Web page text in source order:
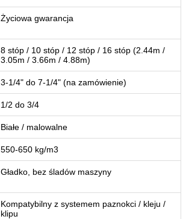
Życiowa gwarancja
8 stóp / 10 stóp / 12 stóp / 16 stóp (2.44m /
3.05m / 3.66m / 4.88m)
3-1/4" do 7-1/4" (na zamówienie)
1/2 do 3/4
Białe / malowalne
550-650 kg/m3
Gładko, bez śladów maszyny
Kompatybilny z systemem paznokci / kleju /
klipu